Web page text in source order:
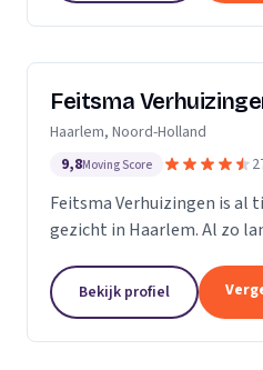
Feitsma
Haarlem, Noord-Holland
9,8Moving Score
Feitsma Verhuizingen is al
gezicht in Haarlem. Al zo
ooit begonnen is met
advertenties van...
Bekijk profiel